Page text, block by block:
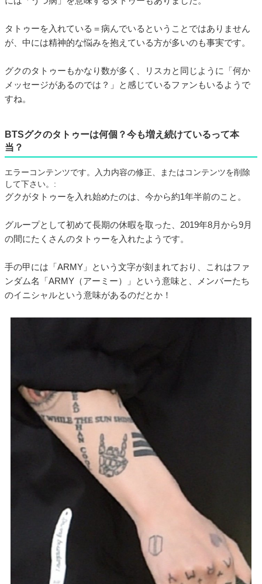
タトゥーを入れている＝病んでいるということではありません
が、中には精神的な悩みを抱えている方が多いのも事実です。
グクのタトゥーもかなり数が多く、リスカと同じように「何か
メッセージがあるのでは？」と感じているファンもいるようで
すね。
BTSグクのタトゥーは何個？今も増え続けているって本
当？
エラーコンテンツです。入力内容の修正、またはコンテンツを削除
して下さい。:
グクがタトゥーを入れ始めたのは、今から約1年半前のこと。
グループとして初めて長期の休暇を取った、2019年8月から9月
の間にたくさんのタトゥーを入れたようです。
手の甲には「ARMY」という文字が刻まれており、これはファ
ンダム名「ARMY（アーミー）」という意味と、メンバーたち
のイニシャルという意味があるのだとか！